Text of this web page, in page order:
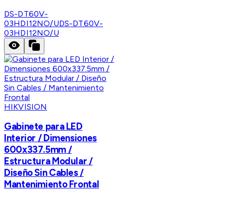
DS-DT60V-
03HDI12NO/UDS-DT60V-
03HDI12NO/U
HIKVISION
Gabinete para LED
Interior / Dimensiones
600x337.5mm /
Estructura Modular /
Diseño Sin Cables /
Mantenimiento Frontal